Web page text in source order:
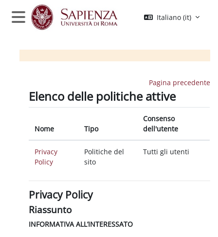
Vai al contenuto principale
Pannello laterale
Italiano ‎(it)‎
Pagina precedente
Elenco delle politiche attive
Nome Tipo
Consenso
dell'utente
Privacy
Policy
Politiche del
sito
Tutti gli utenti
Privacy Policy
Riassunto
INFORMATIVA ALL’INTERESSATO